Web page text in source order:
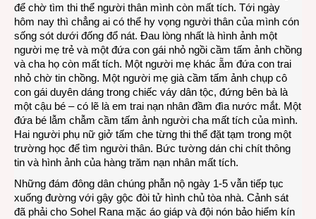
để chờ tìm thi thể người thân mình còn mất tích. Tới ngày
hôm nay thì chẳng ai có thể hy vọng người thân của mình cón
sống sót dưới đống đổ nát. Đau lòng nhất là hình ảnh một
người mẹ trẻ và một đứa con gái nhỏ ngồi cầm tấm ảnh chồng
và cha họ còn mất tích. Một người mẹ khác ẵm đứa con trai
nhỏ chờ tin chồng. Một người mẹ già cầm tấm ảnh chụp cô
con gái duyên dáng trong chiếc váy dân tộc, đứng bên bà là
một cậu bé – có lẽ là em trai nạn nhân đầm đìa nước mắt. Một
đứa bé lẫm chẫm cầm tấm ảnh người cha mất tích của mình.
Hai người phụ nữ giở tấm che từng thi thể đặt tạm trong một
trường học để tìm người thân. Bức tường dán chi chít thông
tin và hình ảnh của hàng trăm nạn nhân mất tích.
Những đám đông dân chúng phẫn nộ ngày 1-5 vẫn tiếp tục
xuống đường với gậy gộc đòi tử hình chủ tòa nhà. Cảnh sát
đã phải cho Sohel Rana mặc áo giáp và đội nón bảo hiểm kín